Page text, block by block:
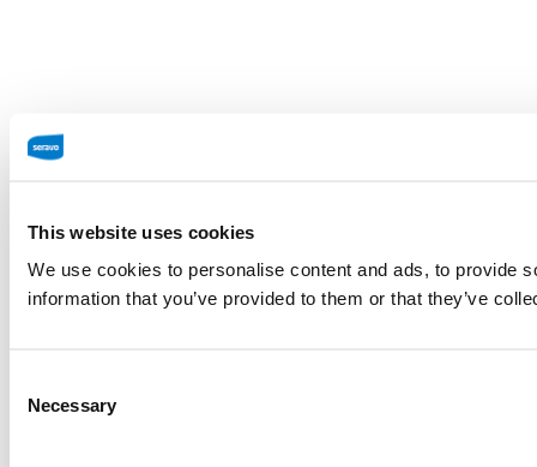
This website uses cookies
We use cookies to personalise content and ads, to provide
information that you’ve provided to them or that they’ve
Selection
Necessary